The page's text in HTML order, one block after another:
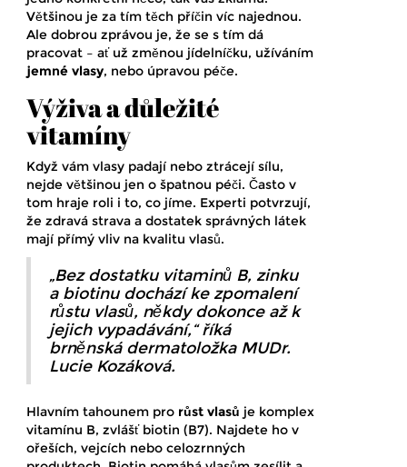
Většinou je za tím těch příčin víc najednou.
Ale dobrou zprávou je, že se s tím dá
pracovat – ať už změnou jídelníčku, užíváním
jemné vlasy, nebo úpravou péče.
Výživa a důležité
vitamíny
Když vám vlasy padají nebo ztrácejí sílu,
nejde většinou jen o špatnou péči. Často v
tom hraje roli i to, co jíme. Experti potvrzují,
že zdravá strava a dostatek správných látek
mají přímý vliv na kvalitu vlasů.
„Bez dostatku vitaminů B, zinku
a biotinu dochází ke zpomalení
růstu vlasů, někdy dokonce až k
jejich vypadávání,“ říká
brněnská dermatoložka MUDr.
Lucie Kozáková.
Hlavním tahounem pro růst vlasů je komplex
vitamínu B, zvlášť biotin (B7). Najdete ho v
ořeších, vejcích nebo celozrnných